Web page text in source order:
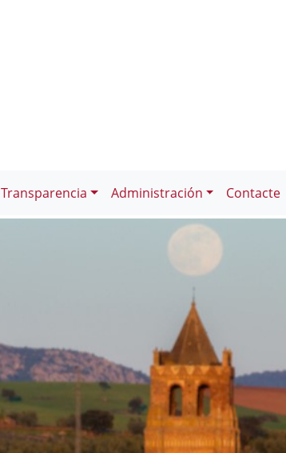
Transparencia Administración Contacte